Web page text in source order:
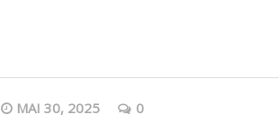
MAI 30, 2025 0